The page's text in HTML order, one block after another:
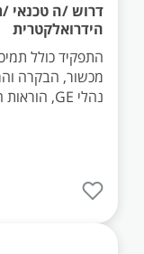
הידרואלקטרית
התפקיד כולל
מכשור, הבקרה
נהלי GE, הוראות הבטיחות ותקנות המדינה. במסגרת ה...